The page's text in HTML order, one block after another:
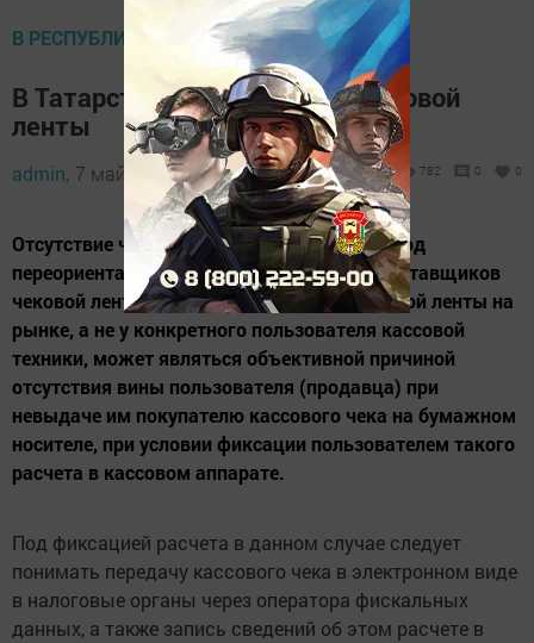
В РЕСПУБЛИКЕ
В Татарстане нет дефицита чековой
ленты
admin, 7 май 2022 - 13:11 782 0 0
Отсутствие чековой ленты на рынке в период
переориентации логистических цепочек поставщиков
чековой ленты и в случае отсутствия чековой ленты на
рынке, а не у конкретного пользователя кассовой
техники, может являться объективной причиной
отсутствия вины пользователя (продавца) при
невыдаче им покупателю кассового чека на бумажном
носителе, при условии фиксации пользователем такого
расчета в кассовом аппарате.
Под фиксацией расчета в данном случае следует
понимать передачу кассового чека в электронном виде
в налоговые органы через оператора фискальных
данных, а также запись сведений об этом расчете в